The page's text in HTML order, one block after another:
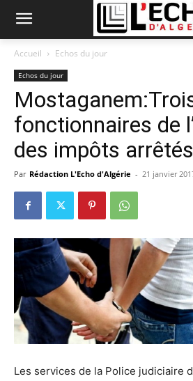
Accueil Echos du jour
Echos du jour
fonctionnaires de
des impôts arrêtés
Par Rédaction L'Echo d'Algérie - 21 janvier
Les services de la Police judiciaire